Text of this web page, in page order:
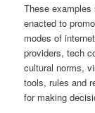
These
enacted to
modes of
providers, tech
cultural norms,
tools, rules and
for making